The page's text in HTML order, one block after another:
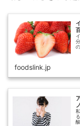
foodslink.jp